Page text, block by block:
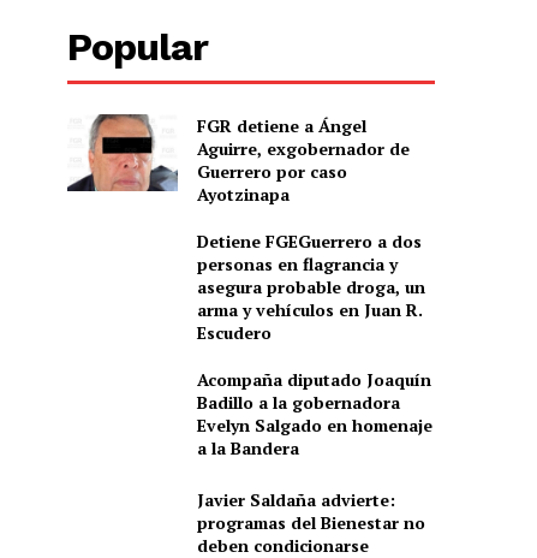
Popular
FGR detiene a Ángel
Aguirre, exgobernador de
Guerrero por caso
Ayotzinapa
Detiene FGEGuerrero a dos
personas en flagrancia y
asegura probable droga, un
arma y vehículos en Juan R.
Escudero
Acompaña diputado Joaquín
Badillo a la gobernadora
Evelyn Salgado en homenaje
a la Bandera
Javier Saldaña advierte:
programas del Bienestar no
deben condicionarse